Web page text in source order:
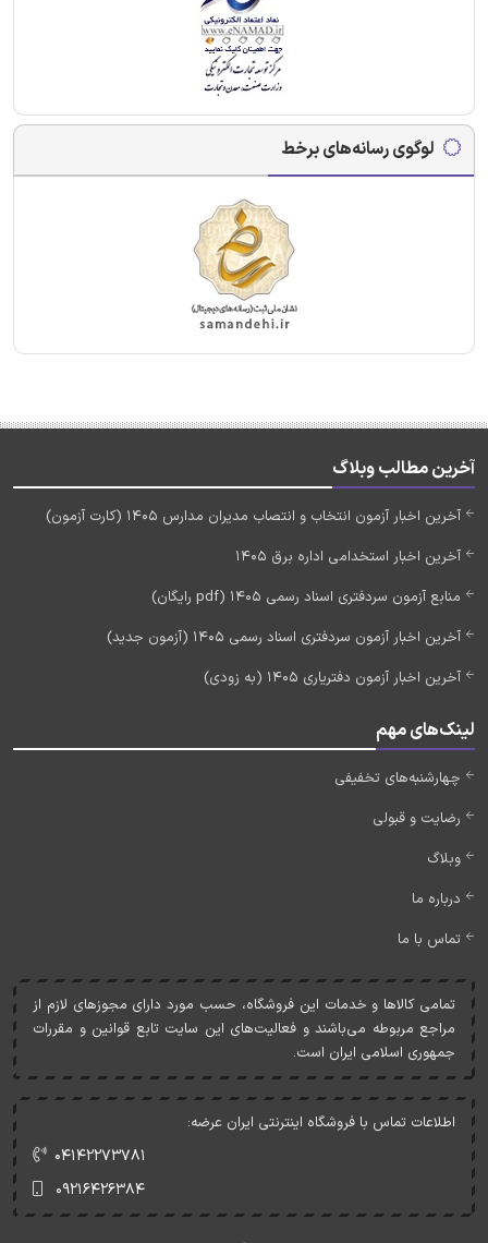
لوگوی رسانه‌های برخط
آخرین مطالب وبلاگ
آخرین اخبار آزمون انتخاب و انتصاب مدیران مدارس 1405 (کارت آزمون)
آخرین اخبار استخدامی اداره برق 1405
منابع آزمون سردفتری اسناد رسمی 1405 (pdf رایگان)
آخرین اخبار آزمون سردفتری اسناد رسمی 1405 (آزمون جدید)
آخرین اخبار آزمون دفتریاری 1405 (به زودی)
لینک‌های مهم
چهارشنبه‌های تخفیفی
رضایت و قبولی
وبلاگ
درباره ما
تماس با ما
تمامی کالاها و خدمات اين فروشگاه، حسب مورد دارای مجوزهای لازم از
مراجع مربوطه می‌باشند و فعاليت‌های اين سايت تابع قوانين و مقررات
جمهوری اسلامی ايران است.
اطلاعات تماس با فروشگاه اینترنتی ایران عرضه:
۰۴۱۴۲۲۷۳۷۸۱
۰۹۲۱۶۴۲۶۳۸۴